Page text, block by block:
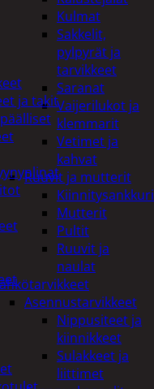
Kulmat
Sakkelit,
pylpyrät ja
tarvikkeet
Saranat
Vaijerilukot ja
klemmarit
Vetimet ja
kahvat
Ruuvit ja mutterit
Mutterit
Pultit
Ruuvit ja
naulat
Asennustarvikkeet
Nippusiteet ja
kiinnikkeet
Sulakkeet ja
liittimet
ja takit